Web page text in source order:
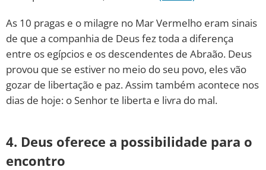
As 10 pragas e o milagre no Mar Vermelho eram sinais
de que a companhia de Deus fez toda a diferença
entre os egípcios e os descendentes de Abraão. Deus
provou que se estiver no meio do seu povo, eles vão
gozar de libertação e paz. Assim também acontece nos
dias de hoje: o Senhor te liberta e livra do mal.
4. Deus oferece a possibilidade para o
encontro